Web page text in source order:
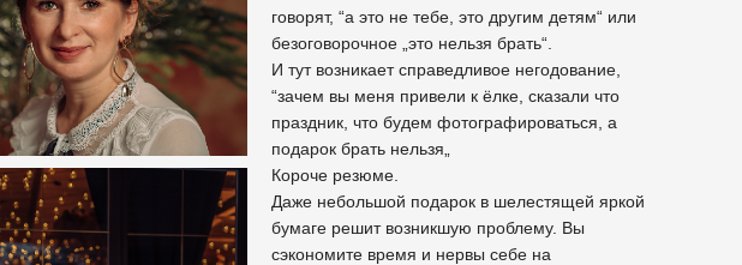
говорят, “а это не тебе, это другим детям“ или
безоговорочное „это нельзя брать“.
И тут возникает справедливое негодование,
“зачем вы меня привели к ёлке, сказали что
праздник, что будем фотографироваться, а
подарок брать нельзя„
Короче резюме.
Даже небольшой подарок в шелестящей яркой
бумаге решит возникшую проблему. Вы
сэкономите время и нервы себе на